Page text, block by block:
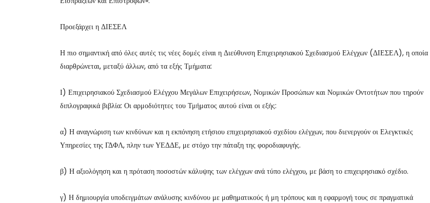
Προεξάρχει η ΔΙΕΣΕΛ
Η πιο σημαντική από όλες αυτές τις νέες δομές είναι η Διεύθυνση Επιχειρησιακού Σχεδιασμού Ελέγχων (ΔΙΕΣΕΛ), η οποία
διαρθρώνεται, μεταξύ άλλων, από τα εξής Τμήματα:
Ι) Επιχειρησιακού Σχεδιασμού Ελέγχου Μεγάλων Επιχειρήσεων, Νομικών Προσώπων και Νομικών Οντοτήτων που τηρούν
διπλογραφικά βιβλία: Οι αρμοδιότητες του Τμήματος αυτού είναι οι εξής:
α) Η αναγνώριση των κινδύνων και η εκπόνηση ετήσιου επιχειρησιακού σχεδίου ελέγχων, που διενεργούν οι Ελεγκτικές
Υπηρεσίες της ΓΔΦΛ, πλην των ΥΕΔΔΕ, με στόχο την πάταξη της φοροδιαφυγής.
β) Η αξιολόγηση και η πρόταση ποσοστών κάλυψης των ελέγχων ανά τύπο ελέγχου, με βάση το επιχειρησιακό σχέδιο.
γ) Η δημιουργία υποδειγμάτων ανάλυσης κινδύνου με μαθηματικούς ή μη τρόπους και η εφαρμογή τους σε πραγματικά